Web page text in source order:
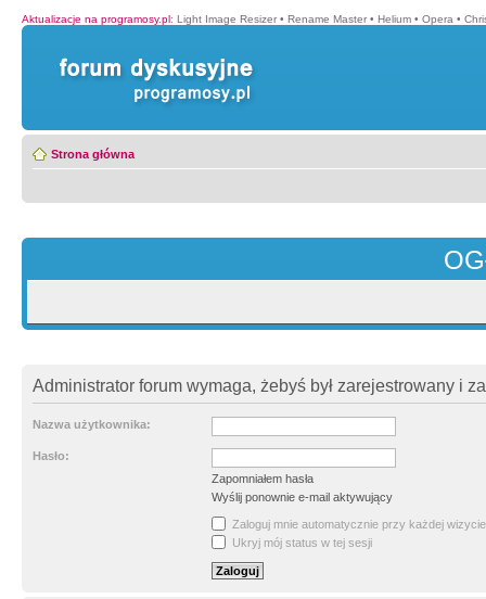
Aktualizacje na programosy.pl: Light Image Resizer • Rename Master • Helium • Opera •
Strona główna
Administrator forum wymaga, żebyś był zarejestrowany i
Nazwa użytkownika:
Hasło:
Zapomniałem hasła
Wyślij ponownie e-mail aktywujący
Zaloguj mnie automatycznie przy każdej wizycie
Ukryj mój status w tej sesji